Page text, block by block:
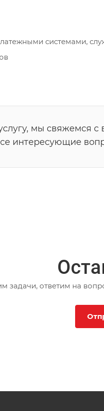
системами,
мы свяжемся
интересующие
задачи, ответим на